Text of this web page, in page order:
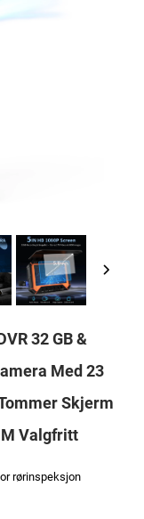
32 GB &
Med 23
Skjerm
Valgfritt
rørinspeksjon